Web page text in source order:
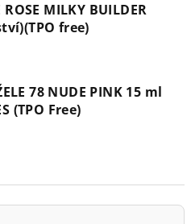
ROSE MILKY BUILDER
free)
78 NUDE PINK 15 ml
(TPO Free)